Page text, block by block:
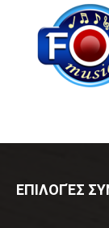
ΕΠΙΛΟΓΈΣ